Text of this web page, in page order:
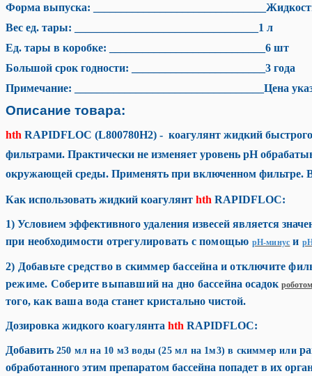
Форма выпуска:
Вес ед. тары: _________________________________1 л
Ед. тары в коробке: ____________________________6 шт
Большой срок годности: ________________________3 года
Примечание: __________________________________Цена
Описание товара:
hth RAPIDFLOC (L800780H2) - коагулянт жидкий
фильтрами. Практически не изменяет уровень рН
окружающей среды. Применять при включенном фильтре. В
Как использовать жидкий коагулянт hth RAPIDFLOC:
1) Условием эффективного удаления извесей является
при необходимости отрегулировать спомощью рН-минус и
2) Добавьте средство в скиммер бассейна и отключите
режиме. Соберите выпавший на дно бассейнаосадок
того, как ваша вода станет кристально чистой.
Дозировка жидкого коагулянта hth RAPIDFLOC:
Добавить 250 мл на 10 м3 воды (25 мл на 1м3) в скиммер или
обработанного этим препаратом бассейна попадет в их